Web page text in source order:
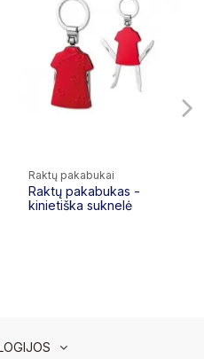
Raktų pakabukai
Raktų pakabukas -
kinietiška suknelė